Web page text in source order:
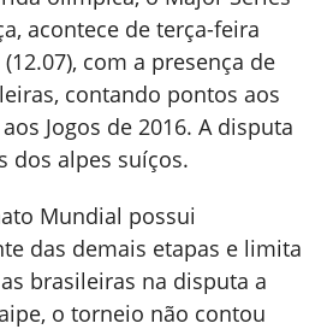
acontece de terça-feira
com a presença de
contando pontos aos
Jogos de 2016. A disputa
dos alpes suíços.
Mundial possui
das demais etapas e limita
brasileiras na disputa a
o torneio não contou